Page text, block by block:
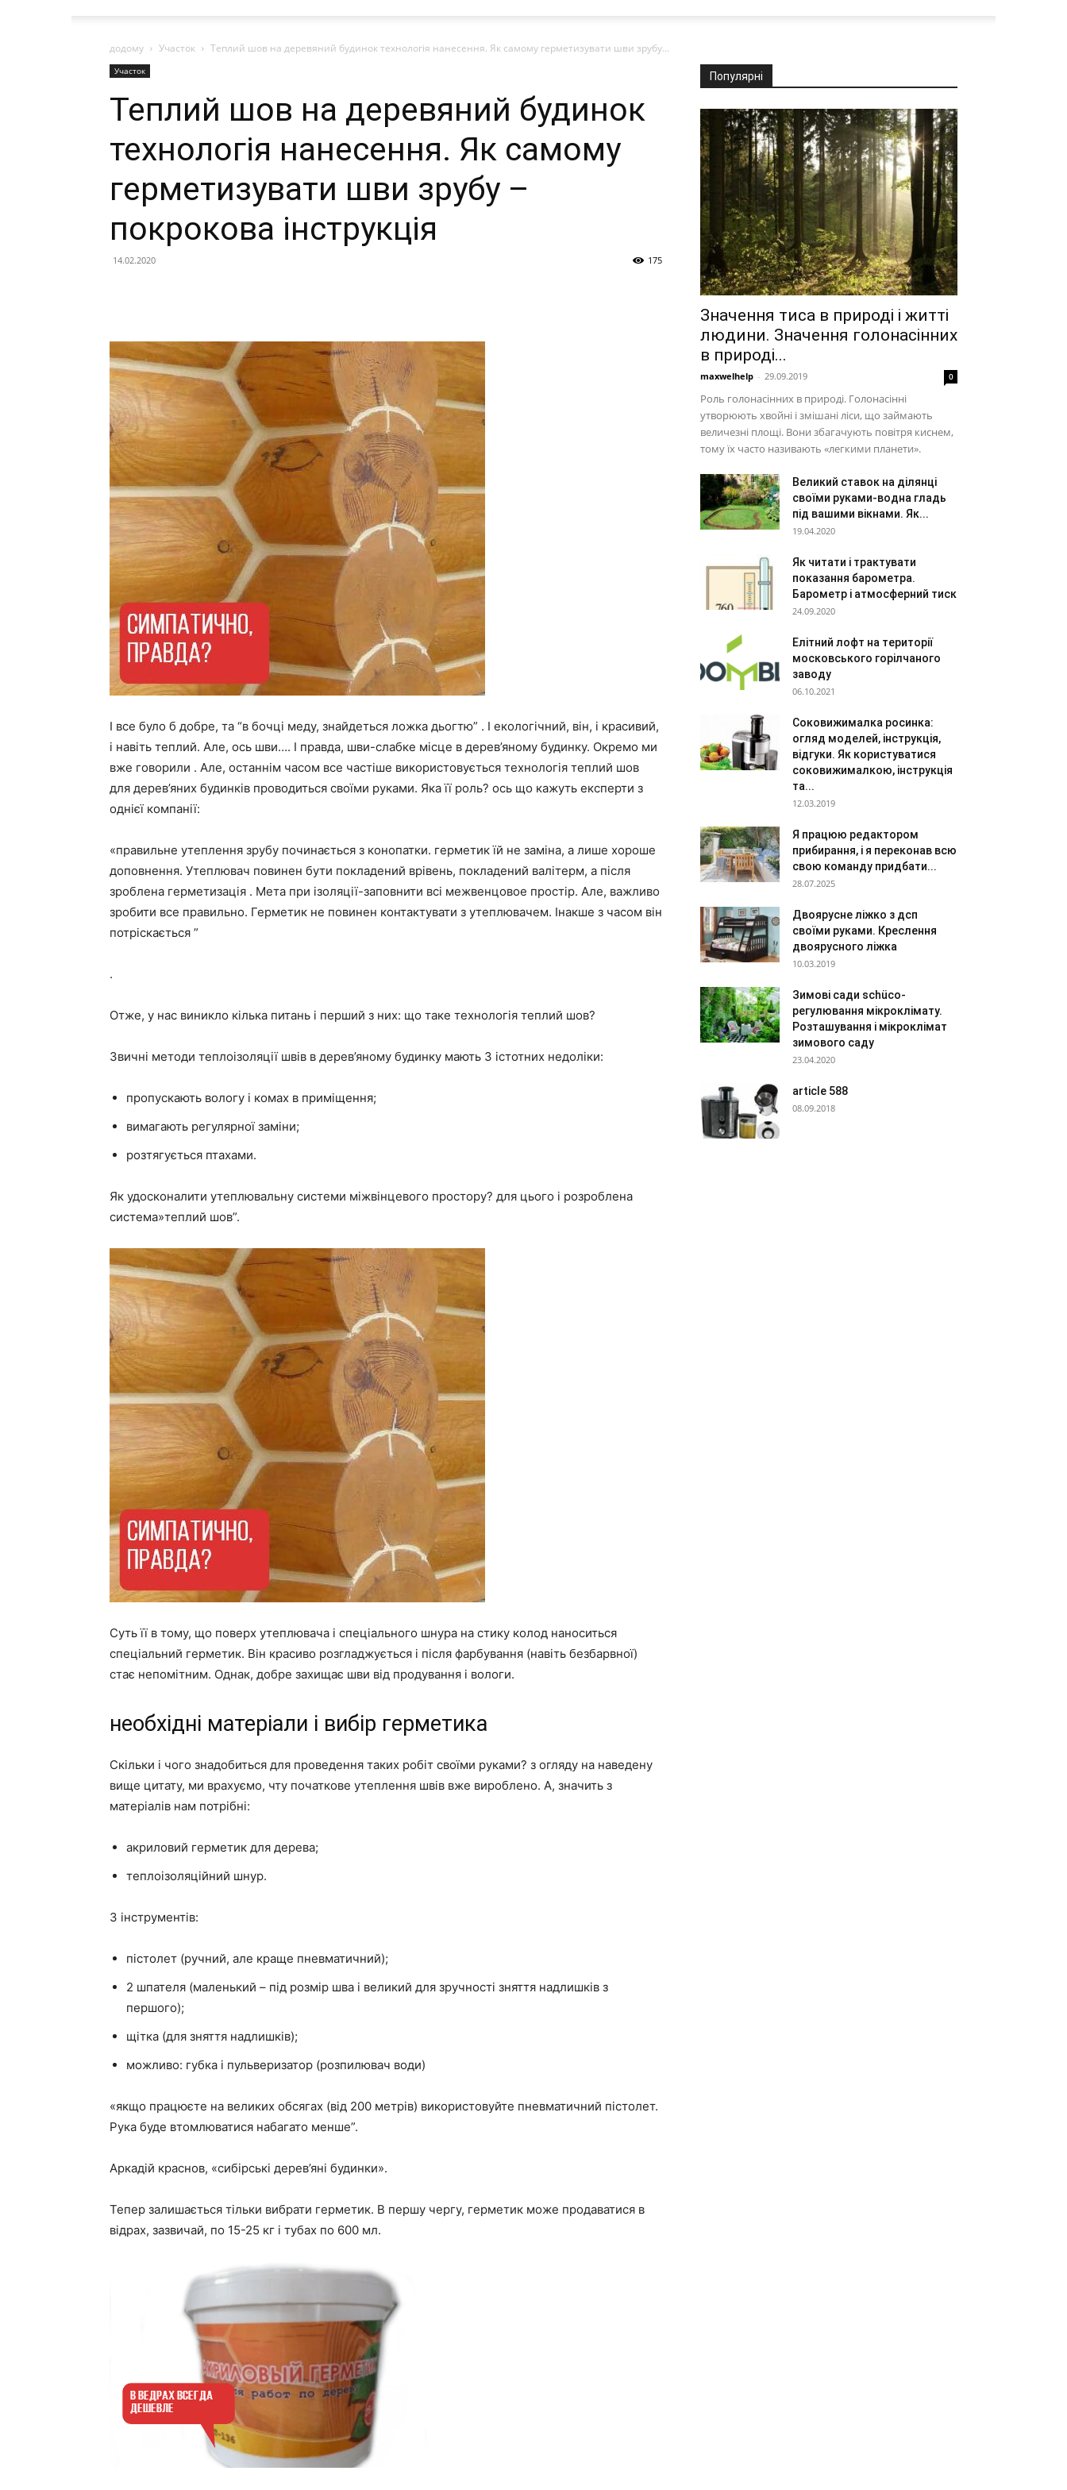
додому Участок Теплий шов на деревяний будинок технологія нанесення. Як самому герметизувати шви зрубу...
Участок
Теплий шов на деревяний будинок
технологія нанесення. Як самому
герметизувати шви зрубу –
покрокова інструкція
14.02.2020 175
І все було б добре, та “в бочці меду, знайдеться ложка дьогтю” . І екологічний, він, і красивий,
і навіть теплий. Але, ось шви…. І правда, шви-слабке місце в дерев’яному будинку. Окремо ми
вже говорили . Але, останнім часом все частіше використовується технологія теплий шов
для дерев’яних будинків проводиться своїми руками. Яка її роль? ось що кажуть експерти з
однієї компанії:
«правильне утеплення зрубу починається з конопатки. герметик їй не заміна, а лише хороше
доповнення. Утеплювач повинен бути покладений врівень, покладений валітерм, а після
зроблена герметизація . Мета при ізоляції-заповнити всі межвенцовое простір. Але, важливо
зробити все правильно. Герметик не повинен контактувати з утеплювачем. Інакше з часом він
потріскається ”
.
Отже, у нас виникло кілька питань і перший з них: що таке технологія теплий шов?
Звичні методи теплоізоляції швів в дерев’яному будинку мають 3 істотних недоліки:
пропускають вологу і комах в приміщення;
вимагають регулярної заміни;
розтягується птахами.
Як удосконалити утеплювальну системи міжвінцевого простору? для цього і розроблена
система»теплий шов”.
Суть її в тому, що поверх утеплювача і спеціального шнура на стику колод наноситься
спеціальний герметик. Він красиво розгладжується і після фарбування (навіть безбарвної)
стає непомітним. Однак, добре захищає шви від продування і вологи.
необхідні матеріали і вибір герметика
Скільки і чого знадобиться для проведення таких робіт своїми руками? з огляду на наведену
вище цитату, ми врахуємо, чту початкове утеплення швів вже вироблено. А, значить з
матеріалів нам потрібні:
акриловий герметик для дерева;
теплоізоляційний шнур.
З інструментів:
пістолет (ручний, але краще пневматичний);
2 шпателя (маленький – під розмір шва і великий для зручності зняття надлишків з
першого);
щітка (для зняття надлишків);
можливо: губка і пульверизатор (розпилювач води)
«якщо працюєте на великих обсягах (від 200 метрів) використовуйте пневматичний пістолет.
Рука буде втомлюватися набагато менше”.
Аркадій краснов, «сибірські дерев’яні будинки».
Тепер залишається тільки вибрати герметик. В першу чергу, герметик може продаватися в
відрах, зазвичай, по 15-25 кг і тубах по 600 мл.
Популярні
Значення тиса в природі і житті
людини. Значення голонасінних
в природі...
maxwelhelp - 29.09.2019 0
Роль голонасінних в природі. Голонасінні
утворюють хвойні і змішані ліси, що займають
величезні площі. Вони збагачують повітря киснем,
тому їх часто називають «легкими планети».
Великий ставок на ділянці
своїми руками-водна гладь
під вашими вікнами. Як...
19.04.2020
Як читати і трактувати
показання барометра.
Барометр і атмосферний тиск
24.09.2020
Елітний лофт на території
московського горілчаного
заводу
06.10.2021
Соковижималка росинка:
огляд моделей, інструкція,
відгуки. Як користуватися
соковижималкою, інструкція
та...
12.03.2019
Я працюю редактором
прибирання, і я переконав всю
свою команду придбати...
28.07.2025
Двоярусне ліжко з дсп
своїми руками. Креслення
двоярусного ліжка
10.03.2019
Зимові сади schüco-
регулювання мікроклімату.
Розташування і мікроклімат
зимового саду
23.04.2020
article 588
08.09.2018